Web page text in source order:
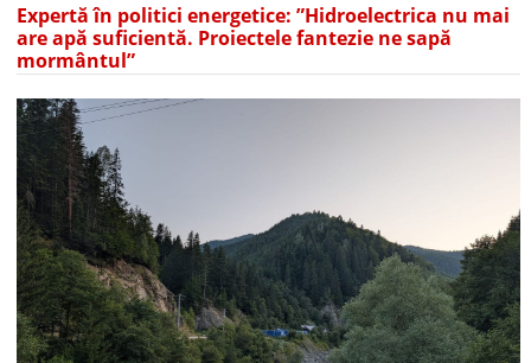
Expertă în politici energetice: ”Hidroelectrica nu mai
are apă suficientă. Proiectele fantezie ne sapă
mormântul”